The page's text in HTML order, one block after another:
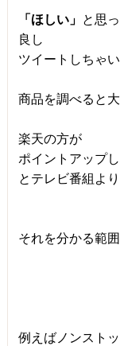
「ほしい」 と思
良し
ツイートしちゃい
商品を調べると
楽天の方が
ポイントアップ
とテレビ番組よ
それを分かる範
例えばノンスト